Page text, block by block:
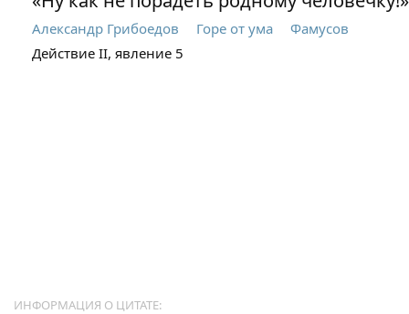
Александр Грибоедов Горе от ума
Фамусов
Действие II, явление 5
ИНФОРМАЦИЯ О ЦИТАТЕ: